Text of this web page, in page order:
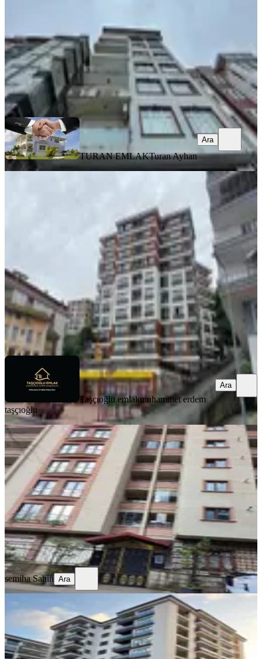
4.250.000 ₺
TURAN EMLAK Turan Ayhan
Ara
TURAN EMLAKTuran Ayhan
Ara
Kısa Süreli Fiyat! Camiönü Mah. Lux
Site De Geniş Fırsat Daire
Merkez, Camiönü Mahallesi
180 m²·3. Kat·30.07.2026
7.145.000 ₺7.345.000 ₺
Taşçıoğlu emlakmuhammet erdem taşçıoğlu
Ara
Taşçıoğlu emlakmuhammet erdem
taşçıoğlu
Ara
BALKONLU
Acil Satılık 3+1,145m² İslampaşa'da
Merkez, İslampaşa Mahallesi
3+1· 150 m² · 3. Kat·24.07.2026
6.350.000 ₺
semiha Sahin
Ara
semiha Sahin Ara
9 Fener Mahallesinde Acil Satılık Daire
Merkez, Fener Mahallesi
4+1· 174 m²·4. Kat 23.07.2026